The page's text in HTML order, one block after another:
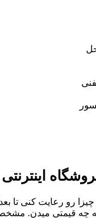
اینترنتی
رو رعایت کنی تا
چه قیمتی میدن.